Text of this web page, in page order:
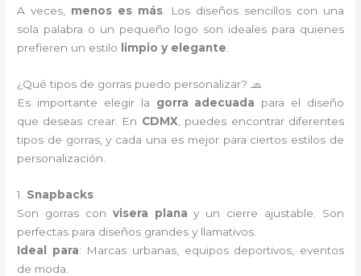
A veces, menos es más. Los diseños sencillos con una
sola palabra o un pequeño logo son ideales para quienes
prefieren un estilo
limpio y elegante.
¿Qué tipos de gorras puedo personalizar? 🧢
Es importante elegir la gorra adecuada para el diseño
que deseas crear. En CDMX , puedes encontrar diferentes
tipos de gorras, y cada una es mejor para ciertos estilos de
personalización.
1. Snapbacks
Son gorras con visera plana y un cierre ajustable. Son
perfectas para diseños grandes y llamativos.
Ideal para: Marcas urbanas, equipos deportivos, eventos
de moda.